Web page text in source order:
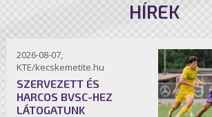
HÍREK
2026-08-07,
KTE/kecskemetite.hu
SZERVEZETT ÉS
HARCOS BVSC-HEZ
LÁTOGATUNK